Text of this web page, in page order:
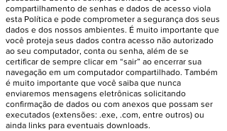
compartilhamento de senhas e dados de acesso viola
esta Política e pode comprometer a segurança dos seus
dados e dos nossos ambientes. É muito importante que
você proteja seus dados contra acesso não autorizado
ao seu computador, conta ou senha, além de se
certificar de sempre clicar em “sair” ao encerrar sua
navegação em um computador compartilhado. Também
é muito importante que você saiba que nunca
enviaremos mensagens eletrônicas solicitando
confirmação de dados ou com anexos que possam ser
executados (extensões: .exe, .com, entre outros) ou
ainda links para eventuais downloads.